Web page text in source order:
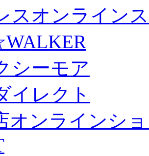
スオンライン
シーモア
イレクト
オンラインシ